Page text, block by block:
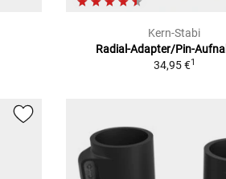
Kern-Stabi
Radial-Adapter/Pin-
34,95 €1